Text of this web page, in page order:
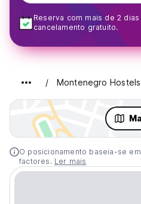
Reserva com mais de 2
cancelamento gratuito.
Montenegro Hostels
O posicionamento baseia-se
factores. Ler mais